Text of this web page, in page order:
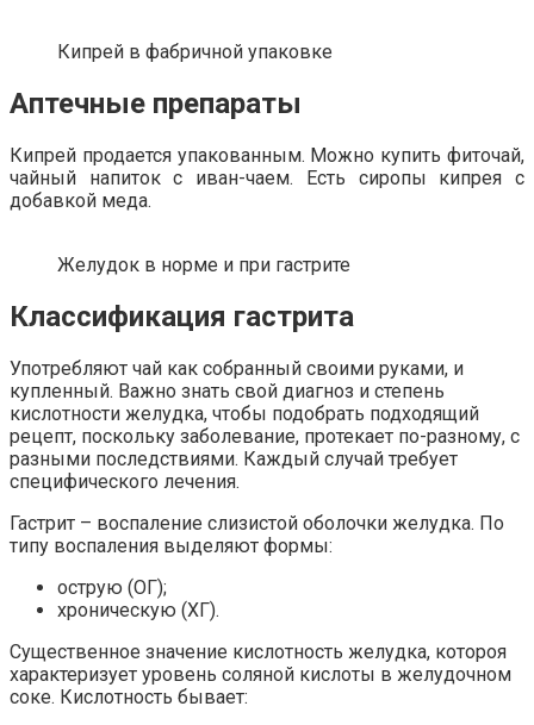
Кипрей в фабричной упаковке
Аптечные препараты
Кипрей продается упакованным. Можно купить фиточай,
чайный напиток с иван-чаем. Есть сиропы кипрея с
добавкой меда.
Желудок в норме и при гастрите
Классификация гастрита
Употребляют чай как собранный своими руками, и
купленный. Важно знать свой диагноз и степень
кислотности желудка, чтобы подобрать подходящий
рецепт, поскольку заболевание, протекает по-разному, с
разными последствиями. Каждый случай требует
специфического лечения.
Гастрит – воспаление слизистой оболочки желудка. По
типу воспаления выделяют формы:
острую (ОГ);
хроническую (ХГ).
Существенное значение кислотность желудка, котороя
характеризует уровень соляной кислоты в желудочном
соке. Кислотность бывает: